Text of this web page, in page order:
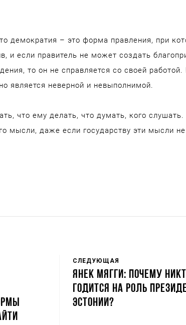
демократия – это форма правления, при
и если правитель не может создать
то он не справляется со своей работой.
является неверной и невыполнимой.
что ему делать, что думать, кого
мысли, даже если государству эти мысли не
СЛЕДУЮЩАЯ
ЯНЕК МЯГГИ: ПОЧЕМУ
ГОДИТСЯ НА РОЛЬ
ЭСТОНИИ?